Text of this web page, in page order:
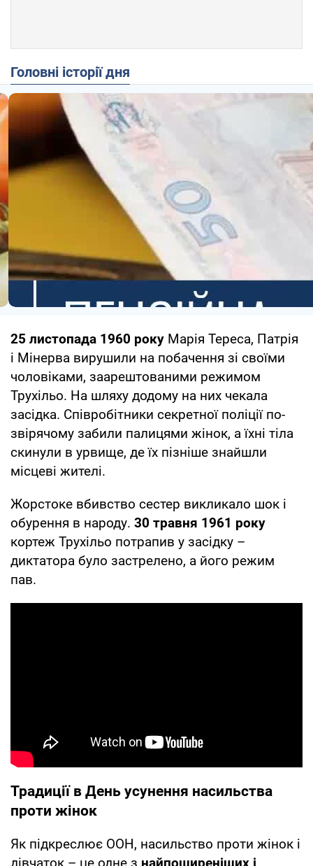
Головні історії дня
25 листопада 1960 року Марія Тереса, Патрія
і Мінерва вирушили на побачення зі своїми
чоловіками, заарештованими режимом
Трухільо. На шляху додому на них чекала
засідка. Співробітники секретної поліції по-
звірячому забили палицями жінок, а їхні тіла
скинули в урвище, де їх пізніше знайшли
місцеві жителі.
Жорстоке вбивство сестер викликало шок і
обурення в народу. 30 травня 1961 року
кортеж Трухільо потрапив у засідку –
диктатора було застрелено, а його режим
пав.
Традиції в День усунення насильства
проти жінок
Як підкреслює ООН, насильство проти жінок і